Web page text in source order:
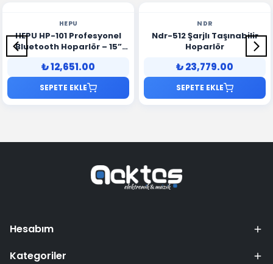
HEPU
HEPU HP-101 Profesyonel
Bluetooth Hoparlör – 15”
Woofer, RGB Işıklar,
Kablosuz Mikrofonlu,
Taşınabilir Tasarım
₺ 12,651.00
SEPETE EKLE
NDR
Ndr-512 Şarjlı Taşınabilir
Hoparlör
₺ 23,779.00
SEPETE EKLE
Hesabım
Kategoriler